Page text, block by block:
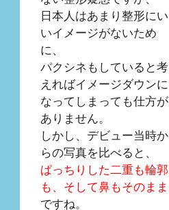
日本人はあまり整形にい
いイメージがないため
に、
パクシネもしていると考
えればイメージダウンに
なってしまっても仕方が
ありません。
しかし、デビュー当時か
らの写真を比べると、
ぱっちりした二重も輪郭
も、そして鼻もそのまま
ですね。